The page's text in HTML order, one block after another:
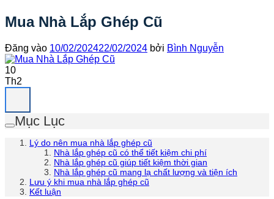
Mua Nhà Lắp Ghép Cũ
Đăng vào 10/02/202422/02/2024 bởi Bình Nguyễn
10
Th2
Mục Lục
Lý do nên mua nhà lắp ghép cũ
Nhà lắp ghép cũ có thể tiết kiệm chi phí
Nhà lắp ghép cũ giúp tiết kiệm thời gian
Nhà lắp ghép cũ mang lạ chất lượng và tiện ích
Lưu ý khi mua nhà lắp ghép cũ
Kết luận